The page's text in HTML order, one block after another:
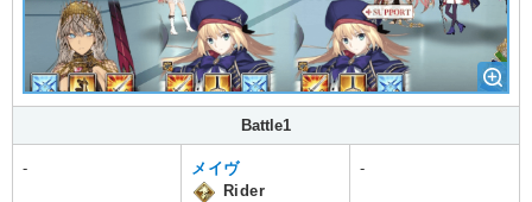
Battle1
-
メイヴ
Rider
-